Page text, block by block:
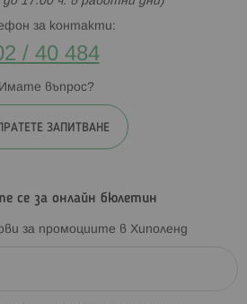
за контакти:
/ 40 484
Имате въпрос?
ЗАПИТВАНЕ
се за онлайн бюлетин
за промоциите в Хиполенд